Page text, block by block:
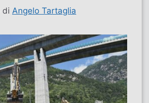
di Angelo Tartaglia